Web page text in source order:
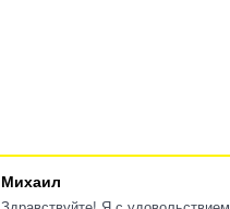
Михаил